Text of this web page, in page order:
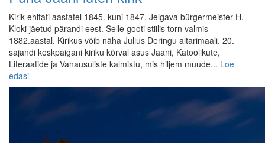
Kirik ehitati aastatel 1845. kuni 1847. Jelgava bürgermeister H.
Kloki jäetud pärandi eest. Selle gooti stiilis torn valmis
1882.aastal. Kirikus võib näha Julius Deringu altarimaali. 20.
sajandi keskpaigani kiriku kõrval asus Jaani, Katoolikute,
Literaatide ja Vanausuliste kalmistu, mis hiljem muude... Loe
edasi